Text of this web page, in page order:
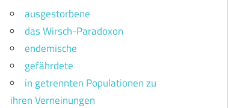
ausgestorbene
das Wirsch-Paradoxon
endemische
gefährdete
in getrennten Populationen zu
ihren Verneinungen